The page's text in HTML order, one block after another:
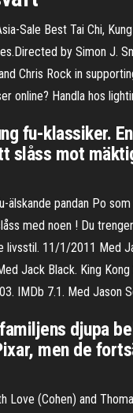
Sale Best Tai Chi,
by Simon J.
Chris Rock in
online? Handla hos
fu-klassiker.
slåss mot
pandan Po
med noen ! Du
11/1/2011 Med
Jack Black. King
IMDb 7.1. Med Jason
djupa
men de
(Cohen) and